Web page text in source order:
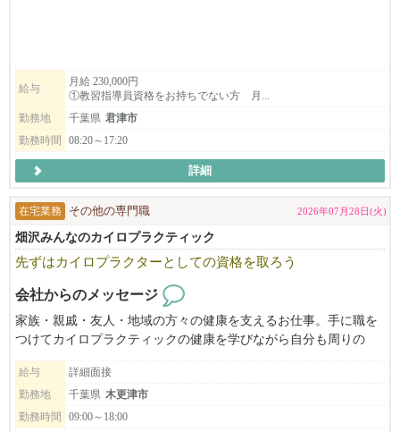
詳しくはホームページをご覧くださいませ。
給与
月給 230,000円
①教習指導員資格をお持ちでない方 月...
勤務地
千葉県 君津市
勤務時間
08:20～17:20
詳細
在宅業務 その他の専門職 2026年07月28日(火)
畑沢みんなのカイロプラクティック
先ずはカイロプラクターとしての資格を取ろう
会社からのメッセージ
家族・親戚・友人・地域の方々の健康を支えるお仕事。手に職を
つけてカイロプラクティックの健康を学びながら自分も周りの
方々も健康になれるお仕事です。楽しく一緒にやっていきましょ
う。
給与
詳細面接
勤務地
千葉県 木更津市
勤務時間
09:00～18:00